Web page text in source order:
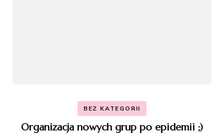
BEZ KATEGORII
Organizacja nowych grup po epidemii ;)